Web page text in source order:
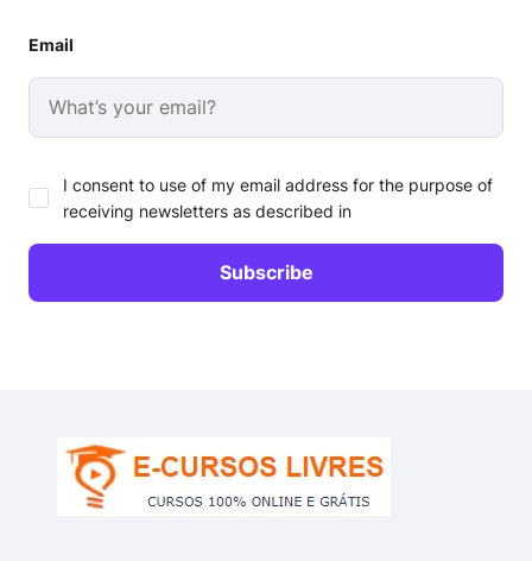
Email
I consent to use of my email address for the purpose of
receiving newsletters as described in